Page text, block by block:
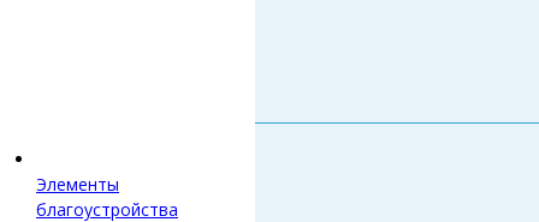
Элементы
благоустройства